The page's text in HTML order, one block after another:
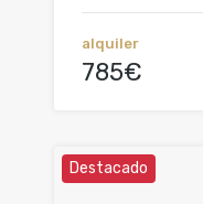
alquiler
785€
Destacado